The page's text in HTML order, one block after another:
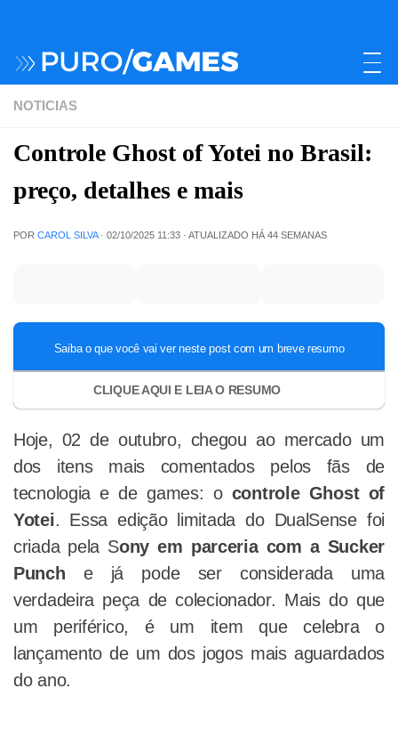
NOTICIAS
Controle Ghost of Yotei no Brasil:
preço, detalhes e mais
POR CAROL SILVA · 02/10/2025 11:33 · ATUALIZADO HÁ 44 SEMANAS
Hoje, 02 de outubro, chegou ao mercado um
dos itens mais comentados pelos fãs de
tecnologia e de games: o controle Ghost of
Yotei. Essa edição limitada do DualSense foi
criada pela Sony em parceria com a Sucker
Punch e já pode ser considerada uma
verdadeira peça de colecionador. Mais do que
um periférico, é um item que celebra o
lançamento de um dos jogos mais aguardados
do ano.